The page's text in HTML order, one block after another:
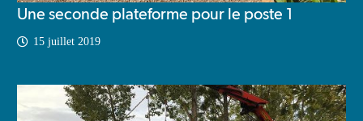
Une seconde plateforme pour le poste 1
15 juillet 2019